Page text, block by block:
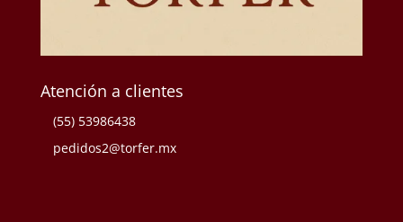
Atención a clientes
(55) 53986438
pedidos2@torfer.mx